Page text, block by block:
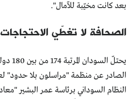
بعد كانت مخيّبة للآمال".
الصحافة لا تغطّي الاحتجاجات
يحتلّ
النظام السوداني برئاسة عمر البشير